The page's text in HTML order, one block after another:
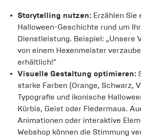
Storytelling nutzen: Erzählen Sie
Halloween-Geschichte rund um
Dienstleistung. Beispiel: „Unsere
von einem Hexenmeister
erhältlich!“
Visuelle Gestaltung optimieren:
starke Farben (Orange, Schwarz,
Typografie und ikonische
Kürbis, Geist oder Fledermaus.
Animationen oder interaktive
Webshop können die Stimmung